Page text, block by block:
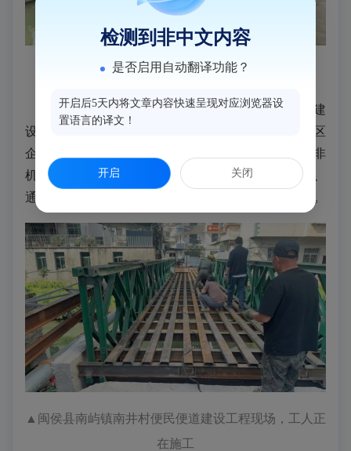
▲南井村下井自然村2号桥
民有所呼，政有所应。南屿镇迅速启动便民便道建
设项目，多次组织人员现场勘查，广泛征求村民及辖区
企业意见，结合通行需求科学优化方案，兼顾行人、非
机动车及小型农用器械通行安全，使便道实用性更强、
通行安全性更高，让便民工程真正贴合群众实际需要。
▲ 闽侯县南屿镇南井村便民便道建设工程现场， 工人正
在施工
检测到非中文内容
是否启用自动翻译功能？
开启后5天内将文章内容快速呈现对应浏览器设
置语言的译文！
开启 关闭